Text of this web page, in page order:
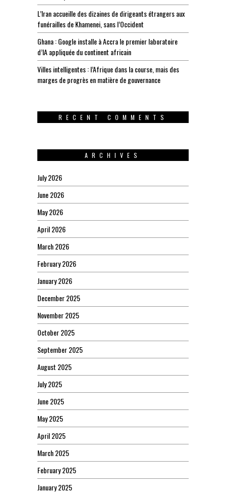
L’Iran accueille des dizaines de dirigeants étrangers aux
funérailles de Khamenei, sans l’Occident
Ghana : Google installe à Accra le premier laboratoire
d’IA appliquée du continent africain
Villes intelligentes : l’Afrique dans la course, mais des
marges de progrès en matière de gouvernance
RECENT COMMENTS
ARCHIVES
July 2026
June 2026
May 2026
April 2026
March 2026
February 2026
January 2026
December 2025
November 2025
October 2025
September 2025
August 2025
July 2025
June 2025
May 2025
April 2025
March 2025
February 2025
January 2025